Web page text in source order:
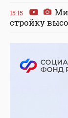
15:15
стройку